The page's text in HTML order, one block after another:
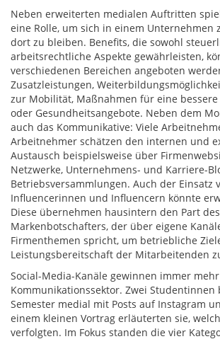
Neben erweiterten medialen Auftritten
eine Rolle, um sich in einem Unternehmen
dort zu bleiben. Benefits, die sowohl
arbeitsrechtliche Aspekte gewährleisten,
verschiedenen Bereichen angeboten
Zusatzleistungen,
zur Mobilität, Maßnahmen für eine bessere
oder Gesundheitsangebote. Neben dem
auch das Kommunikative: Viele
Arbeitnehmer schätzen den internen und
Austausch beispielsweise über
Netzwerke, Unternehmens- und Karriere-
Betriebsversammlungen. Auch der Einsatz
Influencerinnen und Influencern könnte
Diese übernehmen hausintern den Part des
Markenbotschafters, der über eigene
Firmenthemen spricht, um betriebliche
Leistungsbereitschaft der Mitarbeitenden
Social-Media-Kanäle gewinnen immer
Kommunikationssektor. Zwei Studentinnen
Semester medial mit Posts auf Instagram
einem kleinen Vortrag erläuterten sie,
verfolgten. Im Fokus standen die vier